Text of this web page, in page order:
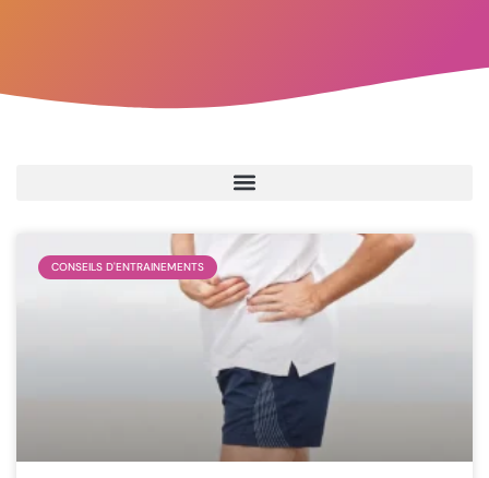
CONSEILS D'ENTRAINEMENTS